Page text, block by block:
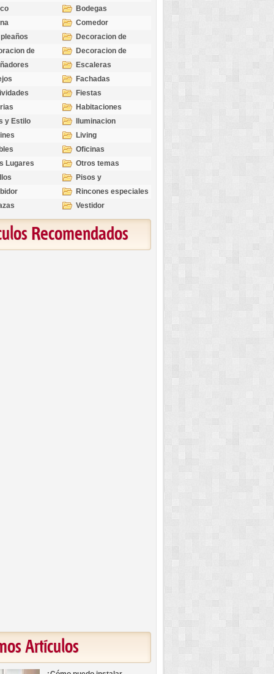
Bodegas
Comedor
Decoracion de
Exteriores
de
Decoracion de
Ocasiones
Escaleras
Fachadas
Fiestas
Habitaciones
y Estilo
Iluminacion
Living
Oficinas
Lugares
Otros temas
Pisos y
revestimientos
Rincones especiales
Vestidor
Recomendados
Artículos